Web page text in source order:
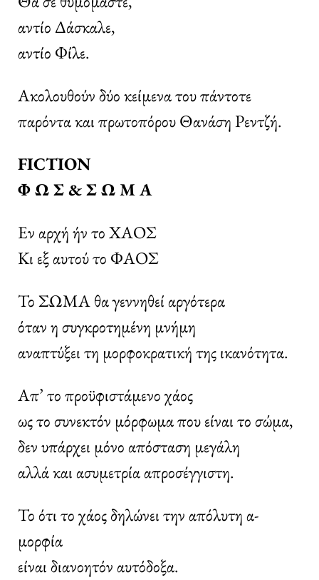
αντίο Δάσκαλε,
αντίο Φίλε.
Ακολουθούν δύο κείμενα του πάντοτε
παρόντα και πρωτοπόρου Θανάση Ρεντζή.
FICTION
Φ Ω Σ & Σ Ω Μ Α
Εν αρχή ήν το ΧΑΟΣ
Κι εξ αυτού το ΦΑΟΣ
Το ΣΩΜΑ θα γεννηθεί αργότερα
όταν η συγκροτημένη μνήμη
αναπτύξει τη μορφοκρατική της ικανότητα.
Απ’ το προϋφιστάμενο χάος
ως το συνεκτόν μόρφωμα που είναι το σώμα,
δεν υπάρχει μόνο απόσταση μεγάλη
αλλά και ασυμετρία απροσέγγιστη.
Το ότι το χάος δηλώνει την απόλυτη α-
μορφία
είναι διανοητόν αυτόδοξα.